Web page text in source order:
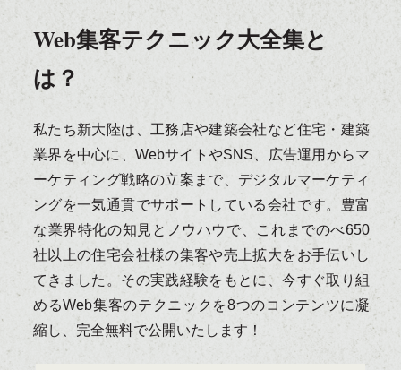
Web集客テクニック大全集と
は？
私たち新大陸は、工務店や建築会社など住宅・建築
業界を中心に、WebサイトやSNS、広告運用からマ
ーケティング戦略の立案まで、デジタルマーケティ
ングを一気通貫でサポートしている会社です。 豊富
な業界特化の知見とノウハウで、これまでのべ650
社以上の住宅会社様の集客や売上拡大をお手伝いし
てきました。その実践経験をもとに、今すぐ取り組
めるWeb集客のテクニックを8つのコンテンツに凝
縮し、完全無料で公開いたします！